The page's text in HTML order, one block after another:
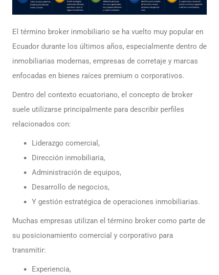
El término broker inmobiliario se ha vuelto muy popular en
Ecuador durante los últimos años, especialmente dentro de
inmobiliarias modernas, empresas de corretaje y marcas
enfocadas en bienes raíces premium o corporativos.
Dentro del contexto ecuatoriano, el concepto de broker
suele utilizarse principalmente para describir perfiles
relacionados con:
Liderazgo comercial,
Dirección inmobiliaria,
Administración de equipos,
Desarrollo de negocios,
Y gestión estratégica de operaciones inmobiliarias.
Muchas empresas utilizan el término broker como parte de
su posicionamiento comercial y corporativo para
transmitir:
Experiencia,